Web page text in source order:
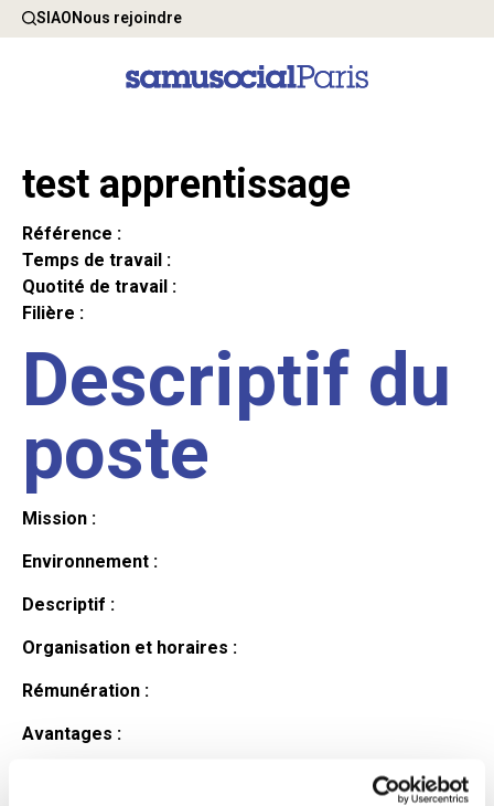
SIAONous rejoindre
test apprentissage
Référence :
Temps de travail :
Quotité de travail :
Filière :
Descriptif du
poste
Mission :
Environnement :
Descriptif :
Organisation et horaires :
Rémunération :
Avantages :